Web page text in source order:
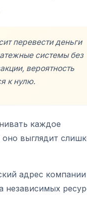
перевести деньги
системы без
вероятность
к нулю.
каждое
выглядит
адрес
независимых